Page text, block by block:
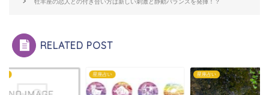
牡羊座の恋人との付き合い方は新しい刺激と静動バランスを発揮！？
RELATED POST
星座占い 星座占い